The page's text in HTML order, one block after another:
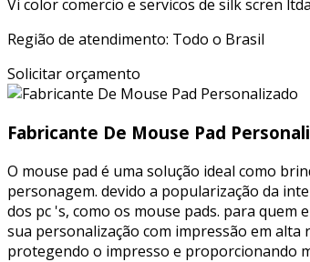
Vi color comercio e servicos de silk scren ltda
Região de atendimento: Todo o Brasil
Solicitar orçamento
Fabricante De Mouse Pad
O mouse pad é uma solução ideal como
personagem. devido a popularização da
dos pc 's, como os mouse pads. para quem
sua personalização com impressão em
protegendo o impresso e proporcionando